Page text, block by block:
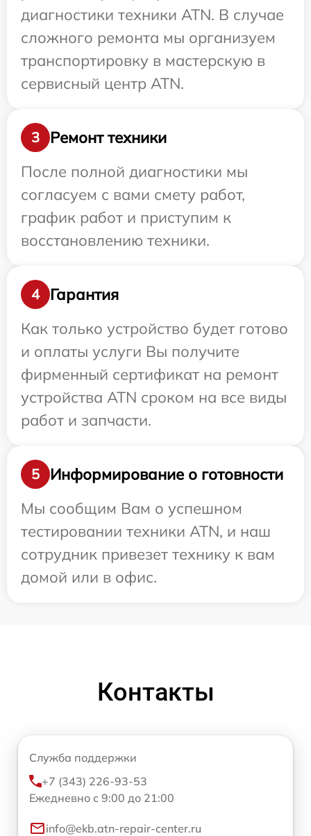
диагностики техники ATN. В случае
сложного ремонта мы организуем
транспортировку в мастерскую в
сервисный центр ATN.
3
Ремонт техники
После полной диагностики мы
согласуем с вами смету работ,
график работ и приступим к
восстановлению техники.
4
Гарантия
Как только устройство будет готово
и оплаты услуги Вы получите
фирменный сертификат на ремонт
устройства ATN сроком на все виды
работ и запчасти.
5
Информирование о готовности
Мы сообщим Вам о успешном
тестировании техники ATN, и наш
сотрудник привезет технику к вам
домой или в офис.
Контакты
Служба поддержки
+7 (343) 226-93-53
Ежедневно с 9:00 до 21:00
info@ekb.atn-repair-center.ru